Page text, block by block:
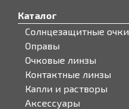
Каталог
Солнцезащитные очки
Оправы
Очковые линзы
Контактные линзы
Капли и растворы
Аксессуары